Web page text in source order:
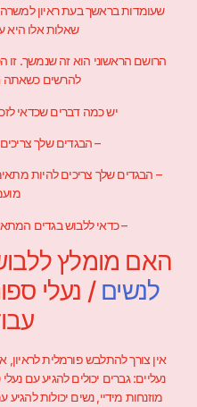
שעומדות בראשך בעת ראיון
שאלות אלו היא
הרושם הראשוני הוא זה שנמשך.
להרשים כשאתה
יש כמה דברים שכדאי
– הבגדים שלך
– הבגדים שלך צריכים להיות
– כדאי ללבוש בגדים
האם מומלץ
לנשים / נעלי
אין צורך להתלבש פורמלית לראיון,
נעליים: גברים יכולים להגיע עם
מוזנחות מידיי, נשים יכולות